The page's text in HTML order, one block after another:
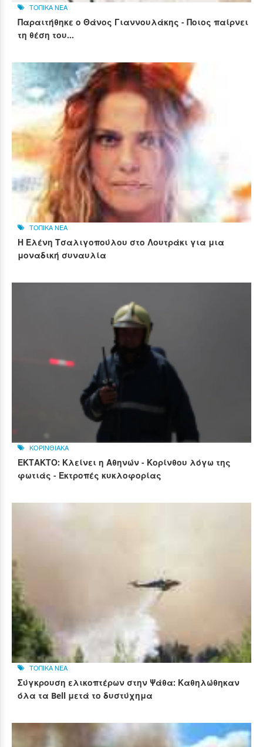
ΤΟΠΙΚΑ ΝΕΑ
Παραιτήθηκε ο Θάνος Γιαννουλάκης - Ποιος παίρνει
τη θέση του...
ΤΟΠΙΚΑ ΝΕΑ
Η Ελένη Τσαλιγοπούλου στο Λουτράκι για μια
μοναδική συναυλία
ΚΟΡΙΝΘΙΑΚΑ
ΕΚΤΑΚΤΟ: Κλείνει η Αθηνών - Κορίνθου λόγω της
φωτιάς - Εκτροπές κυκλοφορίας
ΤΟΠΙΚΑ ΝΕΑ
Σύγκρουση ελικοπτέρων στην Ψάθα: Καθηλώθηκαν
όλα τα Bell μετά το δυστύχημα